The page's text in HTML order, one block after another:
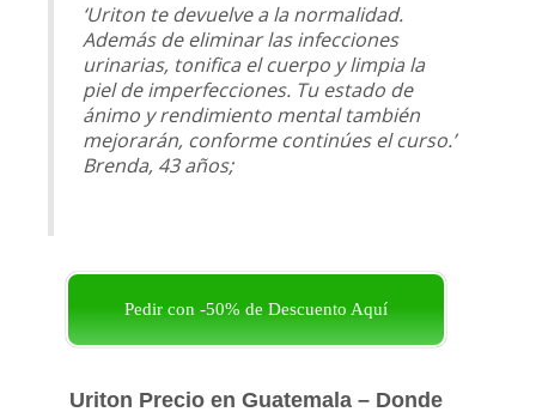
‘Uriton te devuelve a la normalidad.
Además de eliminar las infecciones
urinarias, tonifica el cuerpo y limpia la
piel de imperfecciones. Tu estado de
ánimo y rendimiento mental también
mejorarán, conforme continúes el curso.’
Brenda, 43 años;
Pedir con -50% de Descuento Aquí
Uriton Precio en Guatemala – Donde